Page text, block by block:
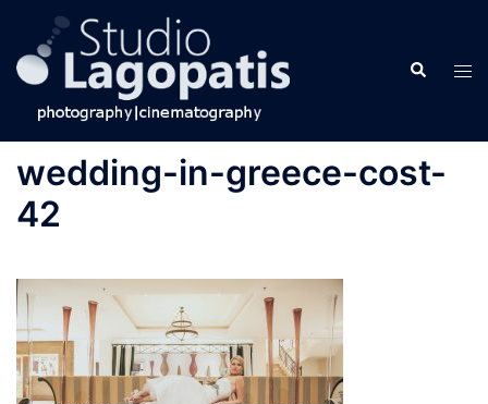
content
Search
wedding-in-greece-cost-
42